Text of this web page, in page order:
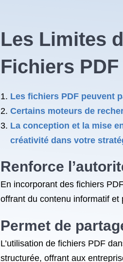
Les Limites
Fichiers
Les fichiers PDF peuvent
Certains moteurs de
La conception et la mise
créativité dans votre
Renforce
En incorporant des fichiers
offrant du contenu informatif
Permet de
L’utilisation de fichiers PDF
structurée, offrant aux